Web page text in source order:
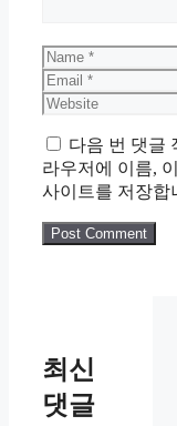
Comment
Name
Email
Website